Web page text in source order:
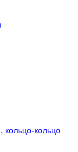
кольцо-кольцо